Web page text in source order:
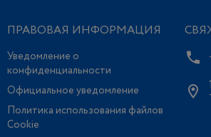
ПРАВОВАЯ ИНФОРМАЦИЯ
Уведомление о
конфиденциальности
Официальное уведомление
Политика использования файлов
Сookie